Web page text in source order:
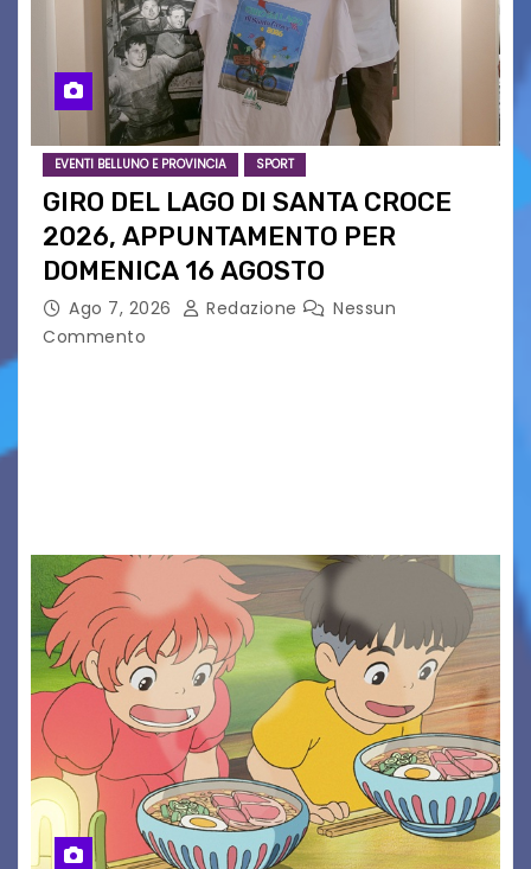
EVENTI BELLUNO E PROVINCIA SPORT
GIRO DEL LAGO DI SANTA CROCE
2026, APPUNTAMENTO PER
DOMENICA 16 AGOSTO
Ago 7, 2026 Redazione
Nessun
Commento